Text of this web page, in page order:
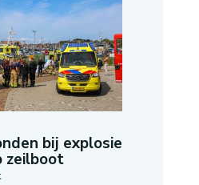
bij explosie
zeilboot